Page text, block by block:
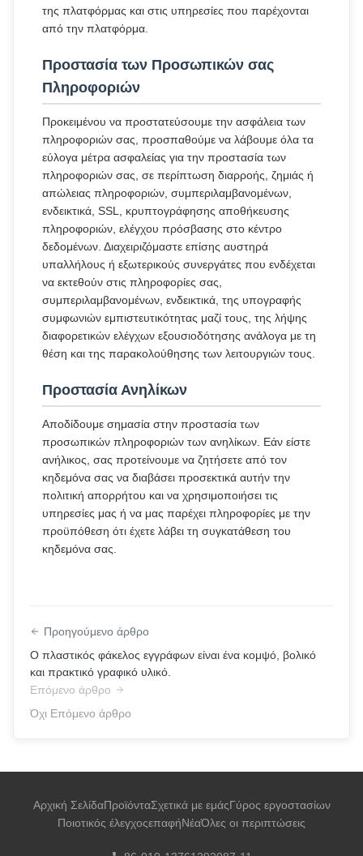
της πλατφόρμας και στις υπηρεσίες που παρέχονται
από την πλατφόρμα.
Προστασία των Προσωπικών σας
Πληροφοριών
Προκειμένου να προστατεύσουμε την ασφάλεια των
πληροφοριών σας, προσπαθούμε να λάβουμε όλα τα
εύλογα μέτρα ασφαλείας για την προστασία των
πληροφοριών σας, σε περίπτωση διαρροής, ζημιάς ή
απώλειας πληροφοριών, συμπεριλαμβανομένων,
ενδεικτικά, SSL, κρυπτογράφησης αποθήκευσης
πληροφοριών, ελέγχου πρόσβασης στο κέντρο
δεδομένων. Διαχειριζόμαστε επίσης αυστηρά
υπαλλήλους ή εξωτερικούς συνεργάτες που ενδέχεται
να εκτεθούν στις πληροφορίες σας,
συμπεριλαμβανομένων, ενδεικτικά, της υπογραφής
συμφωνιών εμπιστευτικότητας μαζί τους, της λήψης
διαφορετικών ελέγχων εξουσιοδότησης ανάλογα με τη
θέση και της παρακολούθησης των λειτουργιών τους.
Προστασία Ανηλίκων
Αποδίδουμε σημασία στην προστασία των
προσωπικών πληροφοριών των ανηλίκων. Εάν είστε
ανήλικος, σας προτείνουμε να ζητήσετε από τον
κηδεμόνα σας να διαβάσει προσεκτικά αυτήν την
πολιτική απορρήτου και να χρησιμοποιήσει τις
υπηρεσίες μας ή να μας παρέχει πληροφορίες με την
προϋπόθεση ότι έχετε λάβει τη συγκατάθεση του
κηδεμόνα σας.
Προηγούμενο άρθρο
Ο πλαστικός φάκελος εγγράφων είναι ένα κομψό, βολικό
και πρακτικό γραφικό υλικό.
Επόμενο άρθρο
Όχι Επόμενο άρθρο
Αρχική ΣελίδαΠροϊόνταΣχετικά με εμάςΓύρος εργοστασίων
Ποιοτικός έλεγχοςεπαφήΝέαΌλες οι περιπτώσεις